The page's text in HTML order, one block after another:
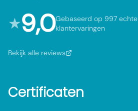
★9,0Gebaseerd op 997 echte
klantervaringen
Bekijk alle reviews
Certificaten